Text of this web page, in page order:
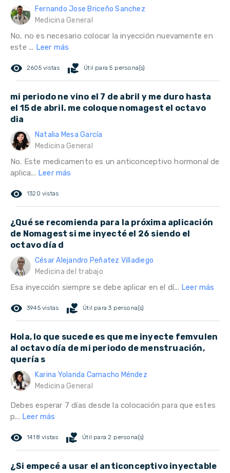
Fernando Jose Briceño Sanchez
Medicina General
No, no es necesario colocar la inyección nuevamente en
este ... Leer más
remove_red_eye 2605 vistas volunteer_activism Útil para 5 persona(s)
mi periodo ne vino el 7 de abril y me duro hasta
el 15 de abril. me coloque nomagest el octavo
dia
Natalia Mesa García
Medicina General
No. Este medicamento es un anticonceptivo hormonal de
aplica... Leer más
remove_red_eye 1320 vistas
¿Qué se recomienda para la próxima aplicación
de Nomagest si me inyecté el 26 siendo el
octavo día d
César Alejandro Peñatez Villadiego
Medicina del trabajo
Esa inyección siempre se debe aplicar en el dí... Leer más
remove_red_eye 3945 vistas volunteer_activism Útil para 3 persona(s)
Hola, lo que sucede es que me inyecte femvulen
al octavo día de mi periodo de menstruación,
quería s
Karina Yolanda Camacho Méndez
Medicina General
Debes esperar 7 días desde la colocación para que estes
p... Leer más
remove_red_eye 1418 vistas volunteer_activism Útil para 2 persona(s)
¿Si empecé a usar el anticonceptivo inyectable